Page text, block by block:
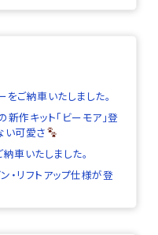
ご納車いたしました。
新作キット「ビーモア」登
い可愛さ
車いたしました。
・リフトアップ仕様が登